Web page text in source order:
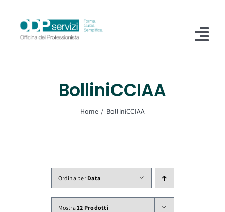
contenuto
BolliniCCIAA
Home BolliniCCIAA
Ordina per Data
Mostra12 Prodotti